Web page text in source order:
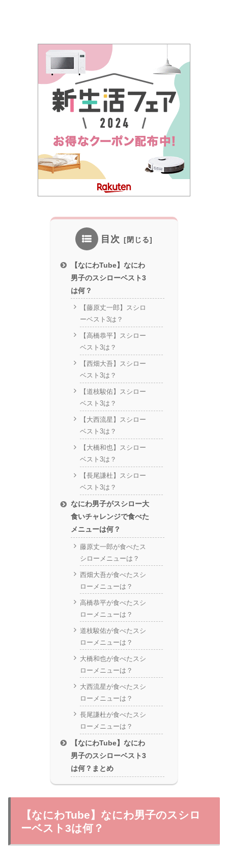
目次
【なにわTube】なにわ
男子のスシローベスト3
は何？
【藤原丈一郎】スシロ
ーベスト3は？
【高橋恭平】スシロー
ベスト3は？
【西畑大吾】スシロー
ベスト3は？
【道枝駿佑】スシロー
ベスト3は？
【大西流星】スシロー
ベスト3は？
【大橋和也】スシロー
ベスト3は？
【長尾謙杜】スシロー
ベスト3は？
なにわ男子がスシロー大
食いチャレンジで食べた
メニューは何？
藤原丈一郎が食べたス
シローメニューは？
西畑大吾が食べたスシ
ローメニューは？
高橋恭平が食べたスシ
ローメニューは？
道枝駿佑が食べたスシ
ローメニューは？
大橋和也が食べたスシ
ローメニューは？
大西流星が食べたスシ
ローメニューは？
長尾謙杜が食べたスシ
ローメニューは？
【なにわTube】なにわ
男子のスシローベスト3
は何？まとめ
【なにわTube】なにわ男子のスシロ
ーベスト3は何？